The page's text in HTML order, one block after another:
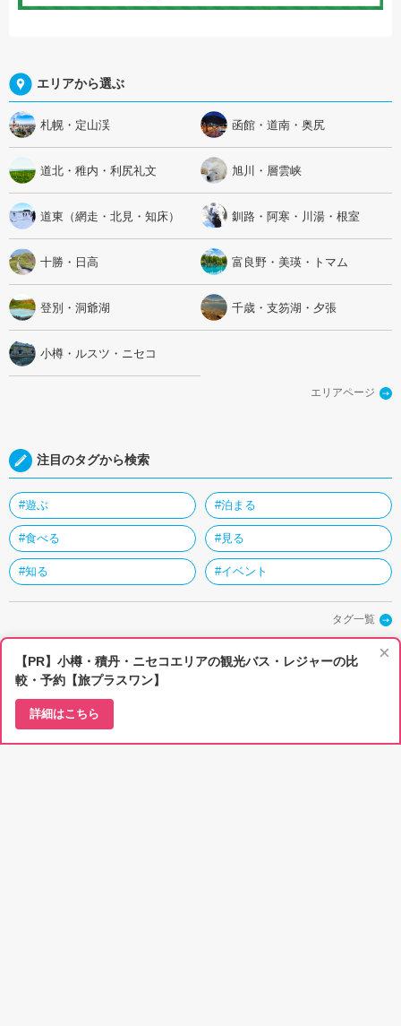
エリアから選ぶ
札幌・定山渓 函館・道南・奥尻
道北・稚内・利尻礼文 旭川・層雲峡
道東（網走・北見・知床） 釧路・阿寒・川湯・根室
十勝・日高 富良野・美瑛・トマム
登別・洞爺湖 千歳・支笏湖・夕張
小樽・ルスツ・ニセコ
エリアページ
注目のタグから検索
#遊ぶ #泊まる
#食べる #見る
#知る #イベント
タグ一覧
人気記事ランキング
昨日
×
【PR】小樽・積丹・ニセコエリアの観光バス・レジャーの比
較・予約【旅プラスワン】
詳細はこちら